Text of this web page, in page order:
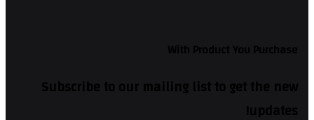
With Product You Purchase
Subscribe to our mailing list to get the new
updates!